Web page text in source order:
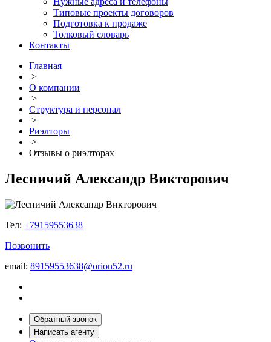
Типовые проекты договоров
Подготовка к продаже
Толковый словарь
Контакты
Главная
>
О компании
>
Структура и персонал
>
Риэлторы
>
Отзывы о риэлторах
Лесничий Александр Викторович
Тел: +79159553638
Позвонить
email: 89159553638@orion52.ru
Обратный звонок
Написать агенту